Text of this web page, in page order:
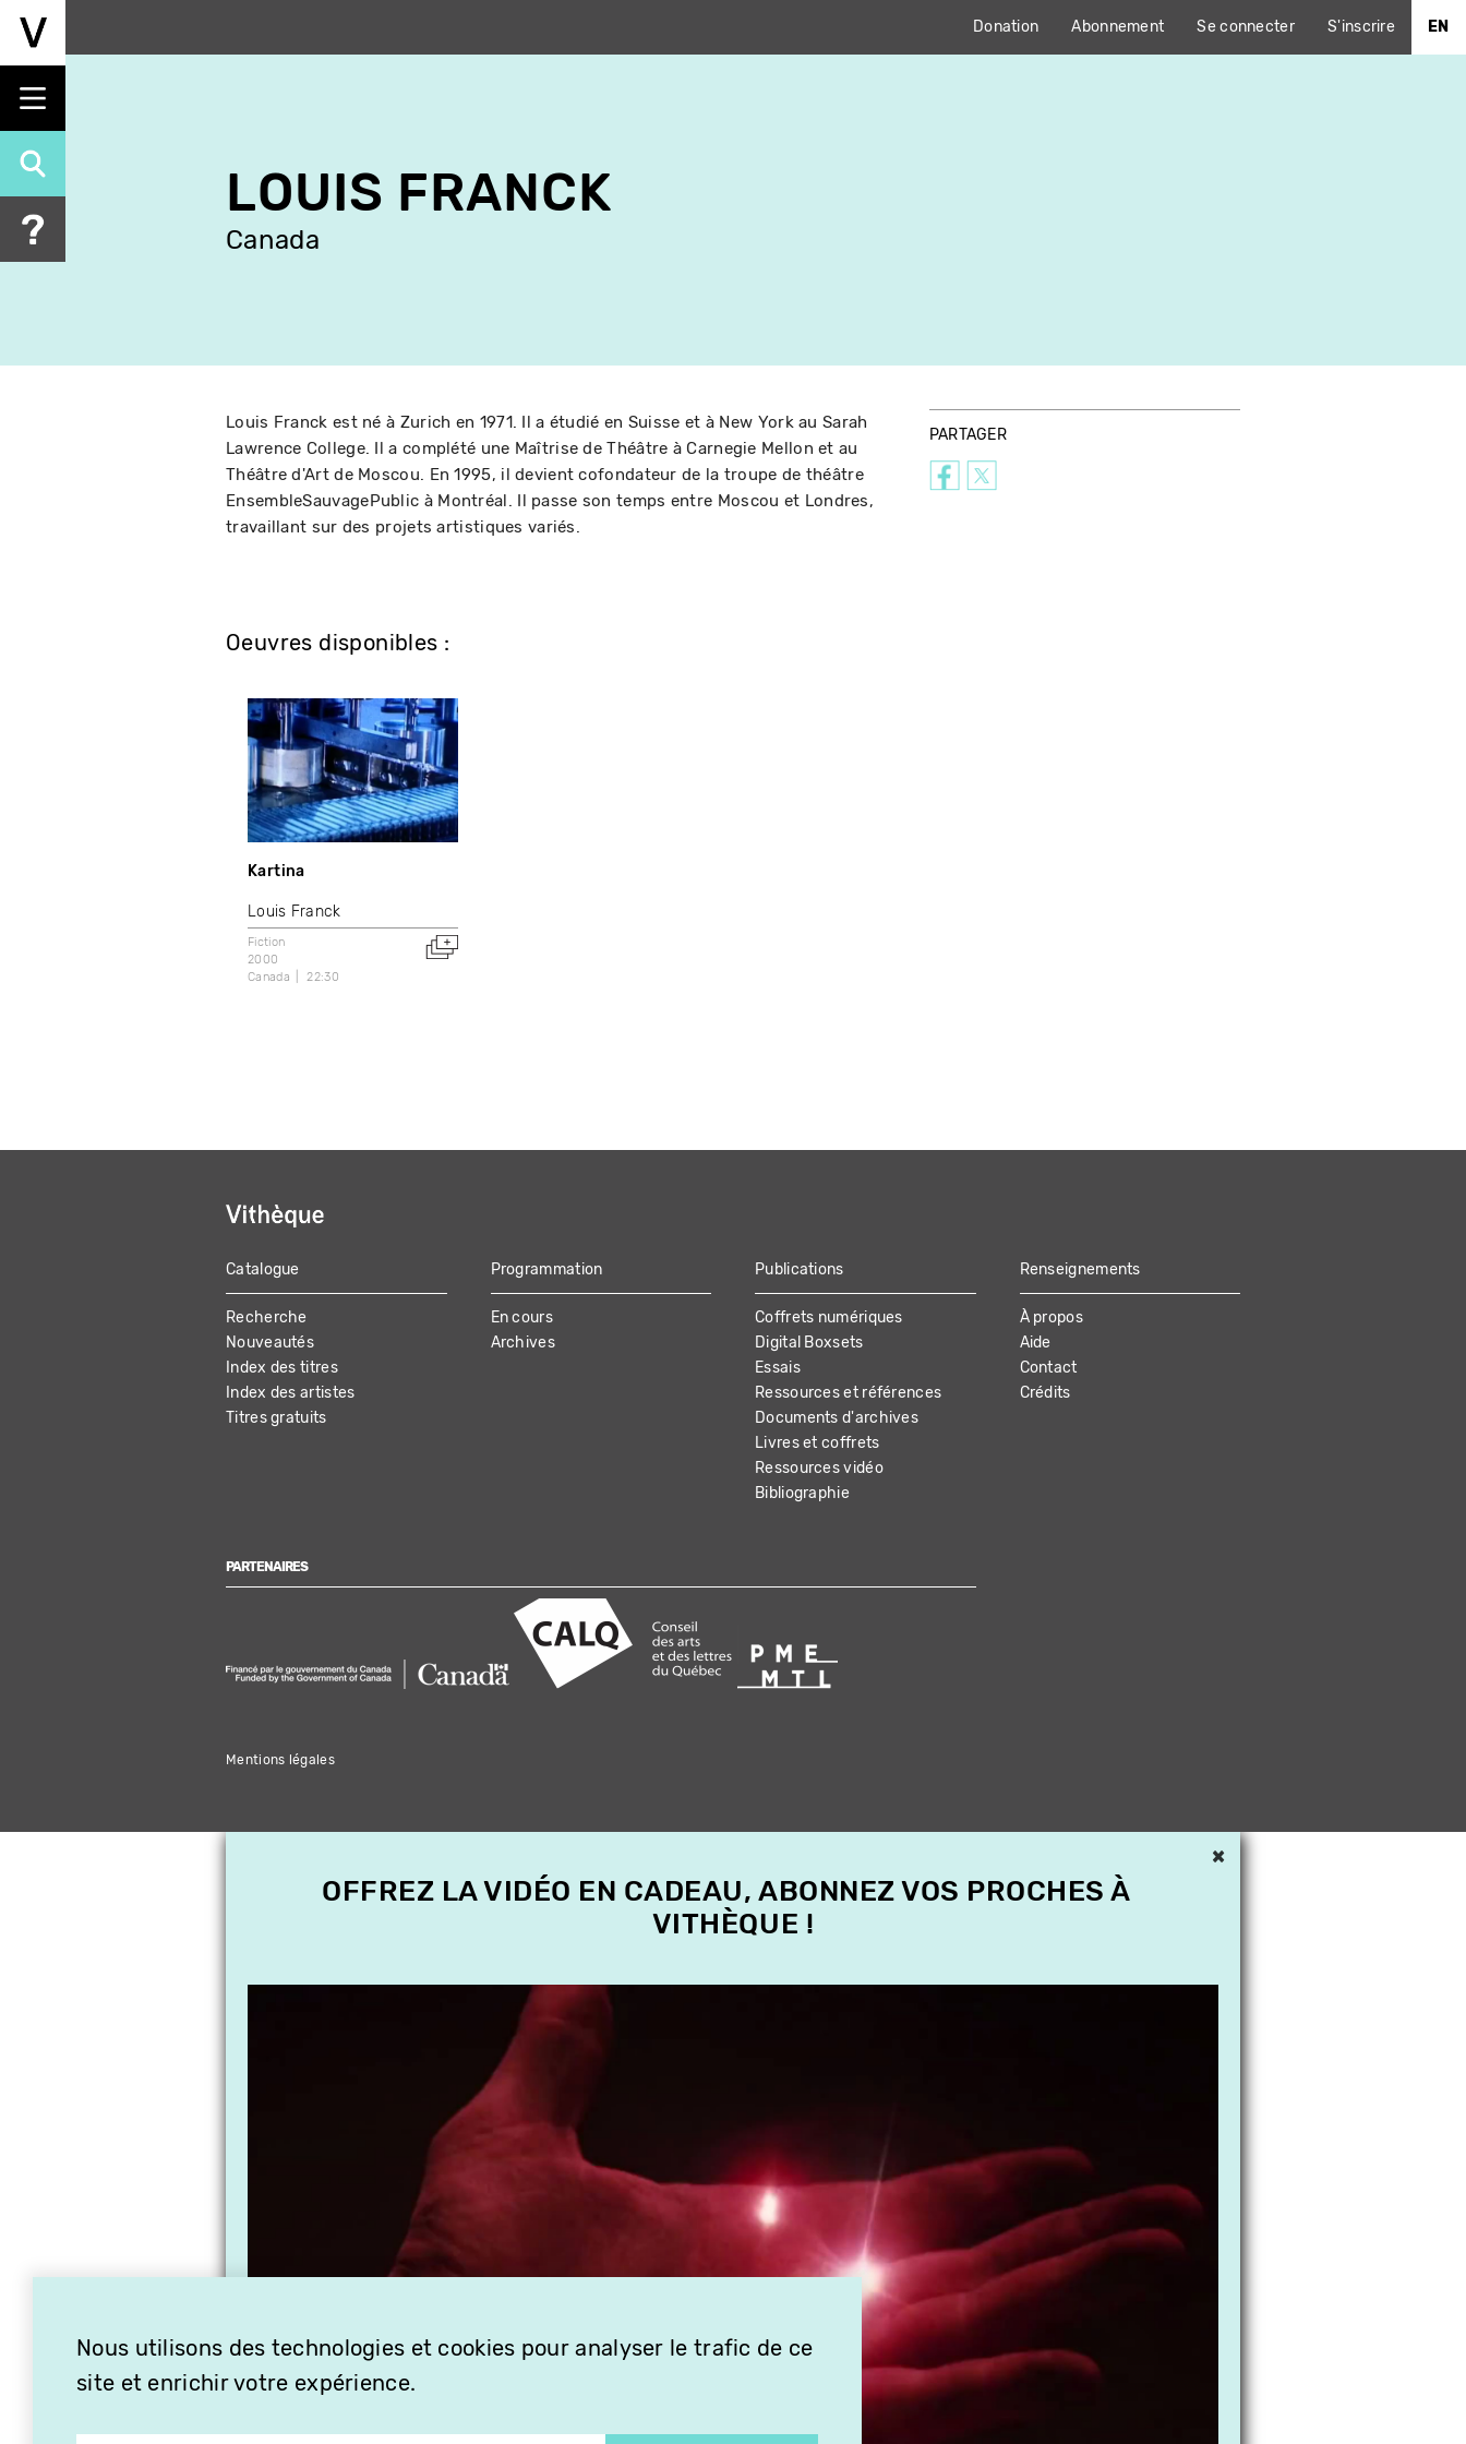
Aller
principal
Donation Abonnement Se connecter S'inscrire EN
LOUIS FRANCK
Canada
Louis Franck est né à Zurich en 1971. Il a étudié en Suisse et à New York au Sarah
Lawrence College. Il a complété une Maîtrise de Théâtre à Carnegie Mellon et au
Théâtre d'Art de Moscou. En 1995, il devient cofondateur de la troupe de théâtre
EnsembleSauvagePublic à Montréal. Il passe son temps entre Moscou et Londres,
travaillant sur des projets artistiques variés.
PARTAGER
Oeuvres disponibles :
Kartina
Louis Franck
Fiction
2000
Canada
22:30
MAIN
NAVIGATION
Catalogue
Recherche
Nouveautés
Index des titres
Index des artistes
Titres gratuits
Programmation
En cours
Archives
Publications
Coffrets numériques
Digital Boxsets
Essais
Ressources et références
Documents d'archives
Livres et coffrets
Ressources vidéo
Bibliographie
Renseignements
À propos
Aide
Contact
Crédits
PARTENAIRES
Mentions légales
Nous utilisons des technologies et cookies pour analyser le trafic de ce
site et enrichir votre expérience.
×
OFFREZ LA VIDÉO EN CADEAU, ABONNEZ VOS PROCHES À
VITHÈQUE !